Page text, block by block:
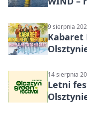
9 sierpnia
Kabaret
14 sierpnia
Letni